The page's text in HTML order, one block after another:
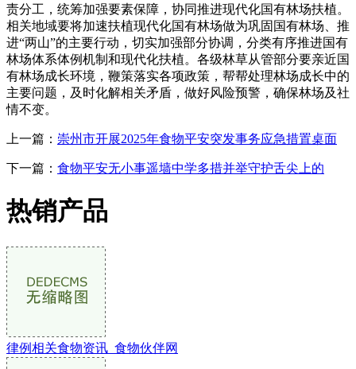
责分工，统筹加强要素保障，协同推进现代化国有林场扶植。
相关地域要将加速扶植现代化国有林场做为巩固国有林场、推
进“两山”的主要行动，切实加强部分协调，分类有序推进国有
林场体系体例机制和现代化扶植。各级林草从管部分要亲近国
有林场成长环境，鞭策落实各项政策，帮帮处理林场成长中的
主要问题，及时化解相关矛盾，做好风险预警，确保林场及社
情不变。
上一篇： 崇州市开展2025年食物平安突发事务应急措置桌面
下一篇： 食物平安无小事遥墙中学多措并举守护舌尖上的
热销产品
律例相关食物资讯_食物伙伴网